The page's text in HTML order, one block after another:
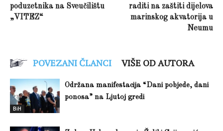
poduzetnika na Sveučilištu
„VITEZ“
raditi na zaštiti dijelova
marinskog akvatorija u
Neumu
POVEZANI ČLANCI VIŠE OD AUTORA
BiH
Održana manifestacija “Dani pobjede, dani
ponosa” na Ljutoj gredi